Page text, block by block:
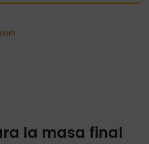
la masa final